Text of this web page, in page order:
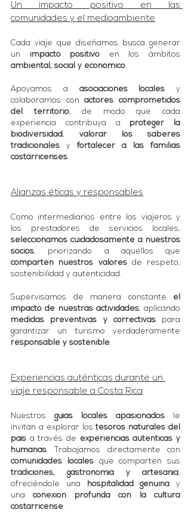
Un impacto positivo en las
comunidades y el medioambiente
Cada viaje que diseñamos busca generar
un
impacto positivo
ambiental, social y económico.
Apoyamos a asociaciones locales y
colaboramos con actores comprometidos
del territorio, de modo que cada
experiencia contribuya a proteger la
biodiversidad, valorar los saberes
tradicionales y fortalecer a las familias
costarricenses.
Alianzas éticas y responsables
Como intermediarios entre los viajeros y
seleccionamos cuidadosamente a nuestros
socios
comparten nuestros valores de respeto,
sostenibilidad y autenticidad.
Supervisamos de manera constante el
impacto de nuestras actividades
medidas preventivas y correctivas para
responsable y sostenible.
Experiencias auténticas durante un
viaje responsable a Costa Rica
Nuestros guías locales apasionados le
invitan a explorar los tesoros naturales del
país a través de
experiencias auténticas y
humanas
comunidades locales
tradiciones, gastronomía y artesanía,
ofreciéndole una
hospitalidad genuina y
una conexión profunda con la cultura
costarricense.